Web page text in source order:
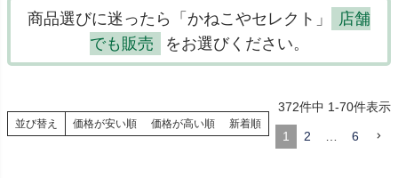
商品選びに迷ったら「かねこやセレクト」
店舗
でも販売
をお選びください。
並び替え 価格が安い順 価格が高い順 新着順
372件中 1-70件表示
1 2 … 6